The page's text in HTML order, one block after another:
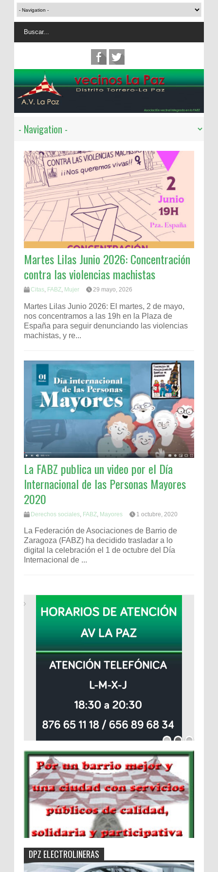
Martes Lilas Junio 2026: Concentración
contra las violencias machistas
Citas, FABZ, Mujer 29 mayo, 2026
Martes Lilas Junio 2026: El martes, 2 de mayo,
nos concentramos a las 19h en la Plaza de
España para seguir denunciando las violencias
machistas, y re...
La FABZ publica un video por el Día
Internacional de las Personas Mayores
2020
Derechos sociales FABZ Mayores 1 octubre, 2020
La Federación de Asociaciones de Barrio de
Zaragoza (FABZ) ha decidido trasladar a lo
digital la celebración el 1 de octubre del Día
Internacional de ...
DPZ ELECTROLINERAS